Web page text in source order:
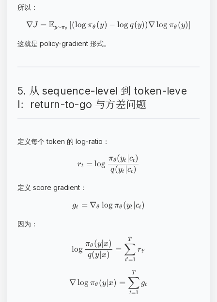
所以：
∇J = Ey∼πθ (log πθ (y) − logq(y))∇log πθ (y)
这就是 policy-gradient 形式。
5. 从 sequence-level 到 token-leve
l：return-to-go 与方差问题
定义每个 token 的 log-ratio：
rt = log
q(yt ct )
πθ(yt ∣ct)
定义 score gradient：
gt = ∇θ log πθ (yt ∣ct )
因为：
log
q(y∣ x)
πθ (y∣x)
=
t′ =1
∑
T
rt′
∇logπθ (y∣x) =
t=1
∑
T
gt